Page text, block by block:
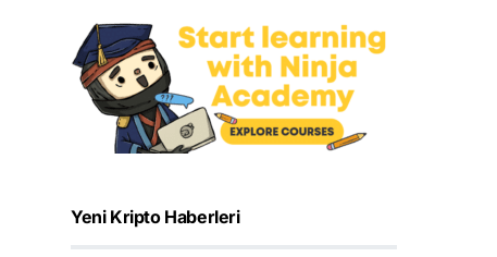
Yeni Kripto Haberleri